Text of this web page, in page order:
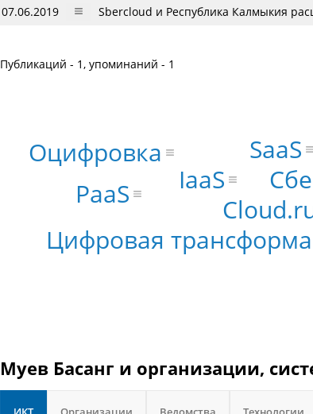
07.06.2019 Sberсloud и Республика Калмыкия
Публикаций - 1, упоминаний - 1
Цифровая
IaaS
Оцифровка
PaaS
SaaS
Муев Басанг и организации,